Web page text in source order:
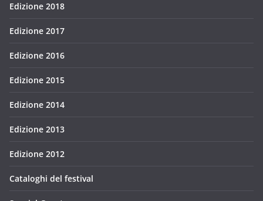
Edizione 2018
Edizione 2017
Edizione 2016
Edizione 2015
Edizione 2014
Edizione 2013
Edizione 2012
Cataloghi del festival